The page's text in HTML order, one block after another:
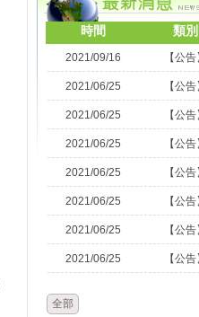
時間 類別
2021/09/16 【公
2021/06/25 【公
2021/06/25 【公
2021/06/25 【公
2021/06/25 【公
2021/06/25 【公
2021/06/25 【公
2021/06/25 【公
全部